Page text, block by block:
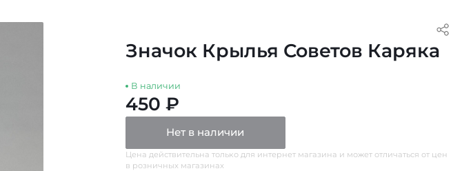
Значок Крылья Советов Каряка
В наличии
450 ₽
Нет в наличии
Цена действительна только для интернет магазина и может отличаться от цен
в розничных магазинах